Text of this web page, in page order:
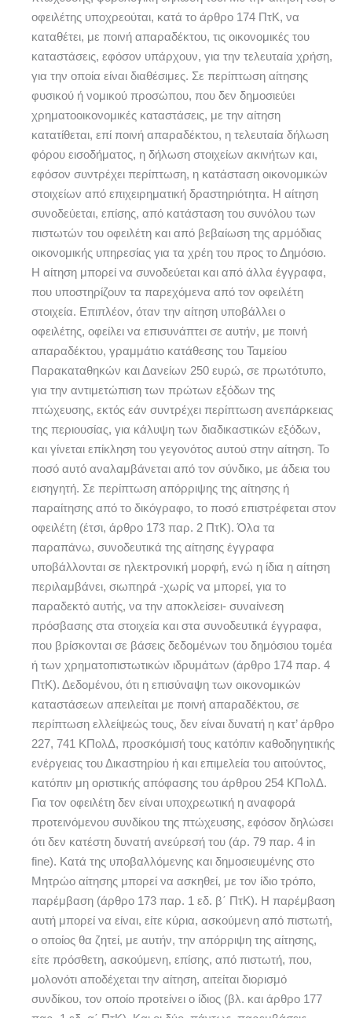
οφειλέτης υποχρεούται, κατά το άρθρο 174 ΠτΚ, να
καταθέτει, με ποινή απαραδέκτου, τις οικονομικές του
καταστάσεις, εφόσον υπάρχουν, για την τελευταία χρήση,
για την οποία είναι διαθέσιμες. Σε περίπτωση αίτησης
φυσικού ή νομικού προσώπου, που δεν δημοσιεύει
χρηματοοικονομικές καταστάσεις, με την αίτηση
κατατίθεται, επί ποινή απαραδέκτου, η τελευταία δήλωση
φόρου εισοδήματος, η δήλωση στοιχείων ακινήτων και,
εφόσον συντρέχει περίπτωση, η κατάσταση οικονομικών
στοιχείων από επιχειρηματική δραστηριότητα. Η αίτηση
συνοδεύεται, επίσης, από κατάσταση του συνόλου των
πιστωτών του οφειλέτη και από βεβαίωση της αρμόδιας
οικονομικής υπηρεσίας για τα χρέη του προς το Δημόσιο.
Η αίτηση μπορεί να συνοδεύεται και από άλλα έγγραφα,
που υποστηρίζουν τα παρεχόμενα από τον οφειλέτη
στοιχεία. Επιπλέον, όταν την αίτηση υποβάλλει ο
οφειλέτης, οφείλει να επισυνάπτει σε αυτήν, με ποινή
απαραδέκτου, γραμμάτιο κατάθεσης του Ταμείου
Παρακαταθηκών και Δανείων 250 ευρώ, σε πρωτότυπο,
για την αντιμετώπιση των πρώτων εξόδων της
πτώχευσης, εκτός εάν συντρέχει περίπτωση ανεπάρκειας
της περιουσίας, για κάλυψη των διαδικαστικών εξόδων,
και γίνεται επίκληση του γεγονότος αυτού στην αίτηση. Το
ποσό αυτό αναλαμβάνεται από τον σύνδικο, με άδεια του
εισηγητή. Σε περίπτωση απόρριψης της αίτησης ή
παραίτησης από το δικόγραφο, το ποσό επιστρέφεται στον
οφειλέτη (έτσι, άρθρο 173 παρ. 2 ΠτΚ). Όλα τα
παραπάνω, συνοδευτικά της αίτησης έγγραφα
υποβάλλονται σε ηλεκτρονική μορφή, ενώ η ίδια η αίτηση
περιλαμβάνει, σιωπηρά -χωρίς να μπορεί, για το
παραδεκτό αυτής, να την αποκλείσει- συναίνεση
πρόσβασης στα στοιχεία και στα συνοδευτικά έγγραφα,
που βρίσκονται σε βάσεις δεδομένων του δημόσιου τομέα
ή των χρηματοπιστωτικών ιδρυμάτων (άρθρο 174 παρ. 4
ΠτΚ). Δεδομένου, ότι η επισύναψη των οικονομικών
καταστάσεων απειλείται με ποινή απαραδέκτου, σε
περίπτωση ελλείψεώς τους, δεν είναι δυνατή η κατ’ άρθρο
227, 741 ΚΠολΔ, προσκόμισή τους κατόπιν καθοδηγητικής
ενέργειας του Δικαστηρίου ή και επιμελεία του αιτούντος,
κατόπιν μη οριστικής απόφασης του άρθρου 254 ΚΠολΔ.
Για τον οφειλέτη δεν είναι υποχρεωτική η αναφορά
προτεινόμενου συνδίκου της πτώχευσης, εφόσον δηλώσει
ότι δεν κατέστη δυνατή ανεύρεσή του (άρ. 79 παρ. 4 in
fine). Κατά της υποβαλλόμενης και δημοσιευμένης στο
Μητρώο αίτησης μπορεί να ασκηθεί, με τον ίδιο τρόπο,
παρέμβαση (άρθρο 173 παρ. 1 εδ. β΄ ΠτΚ). Η παρέμβαση
αυτή μπορεί να είναι, είτε κύρια, ασκούμενη από πιστωτή,
ο οποίος θα ζητεί, με αυτήν, την απόρριψη της αίτησης,
είτε πρόσθετη, ασκούμενη, επίσης, από πιστωτή, που,
μολονότι αποδέχεται την αίτηση, αιτείται διορισμό
συνδίκου, τον οποίο προτείνει ο ίδιος (βλ. και άρθρο 177